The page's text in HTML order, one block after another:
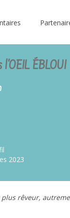
l'OEIL ÉBLOUI
2023
plus rêveur,